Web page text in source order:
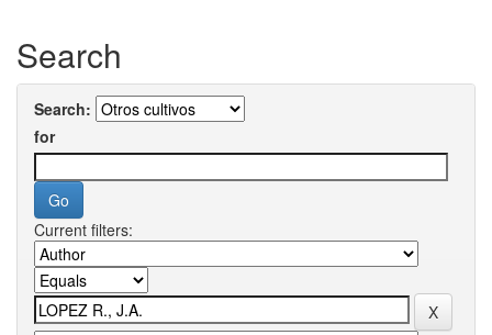
Search
Search:
for
Current filters: